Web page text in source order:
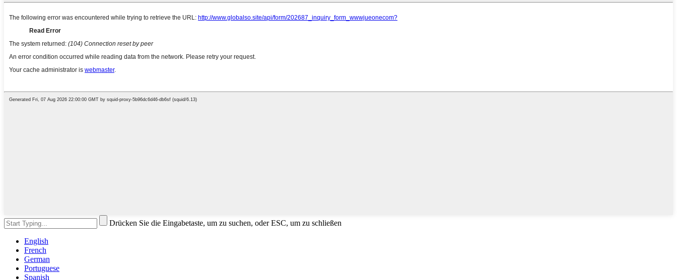
Drücken Sie die Eingabetaste, um zu suchen, oder ESC, um zu schließen
English
French
German
Portuguese
Spanish